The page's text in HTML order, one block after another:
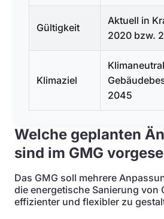
Gültigkeit
Aktuell in
2020 bzw.
Klimaziel
2045
Welche geplanten
sind im GMG
Das GMG soll mehrere
die energetische Sanierung von
effizienter und flexibler zu